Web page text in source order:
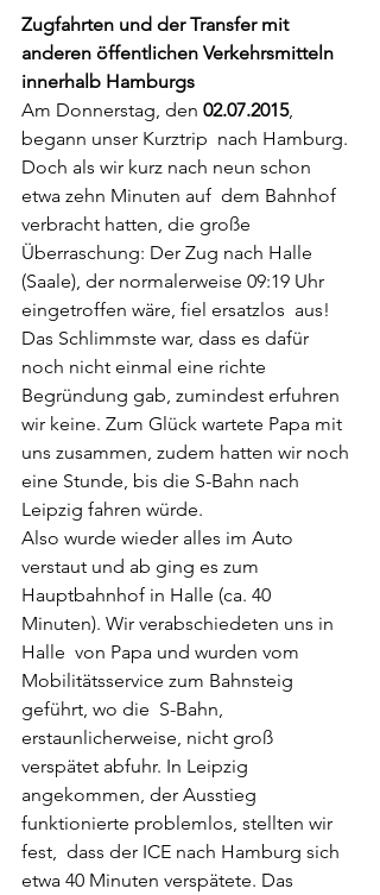
Zugfahrten und der Transfer mit
anderen öffentlichen Verkehrsmitteln
innerhalb Hamburgs
Am Donnerstag, den 02.07.2015,
begann unser Kurztrip  nach Hamburg.
Doch als wir kurz nach neun schon
etwa zehn Minuten auf  dem Bahnhof
verbracht hatten, die große
Überraschung: Der Zug nach Halle
(Saale), der normalerweise 09:19 Uhr
eingetroffen wäre, fiel ersatzlos  aus!
Das Schlimmste war, dass es dafür
noch nicht einmal eine richte
Begründung gab, zumindest erfuhren
wir keine. Zum Glück wartete Papa mit
uns zusammen, zudem hatten wir noch
eine Stunde, bis die S-Bahn nach
Leipzig fahren würde.
Also wurde wieder alles im Auto
verstaut und ab ging es zum
Hauptbahnhof in Halle (ca. 40
Minuten). Wir verabschiedeten uns in
Halle  von Papa und wurden vom
Mobilitätsservice zum Bahnsteig
geführt, wo die  S-Bahn,
erstaunlicherweise, nicht groß
verspätet abfuhr. In Leipzig
angekommen, der Ausstieg
funktionierte problemlos, stellten wir
fest,  dass der ICE nach Hamburg sich
etwa 40 Minuten verspätete. Das